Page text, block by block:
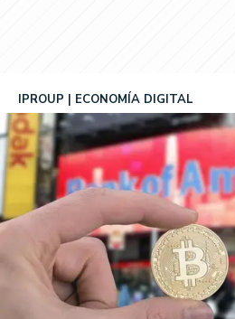
IPROUP ECONOMÍA DIGITAL